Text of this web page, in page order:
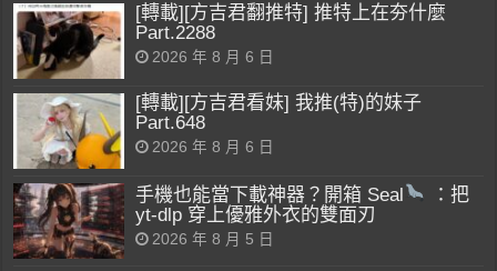
[轉載][方吉君翻推特] 推特上在夯什麼
Part.2288
2026 年 8 月 6 日
[轉載][方吉君看妹] 我推(特)的妹子
Part.648
2026 年 8 月 6 日
手機也能當下載神器？開箱 Seal
：把
yt-dlp 穿上優雅外衣的雙面刃
2026 年 8 月 5 日